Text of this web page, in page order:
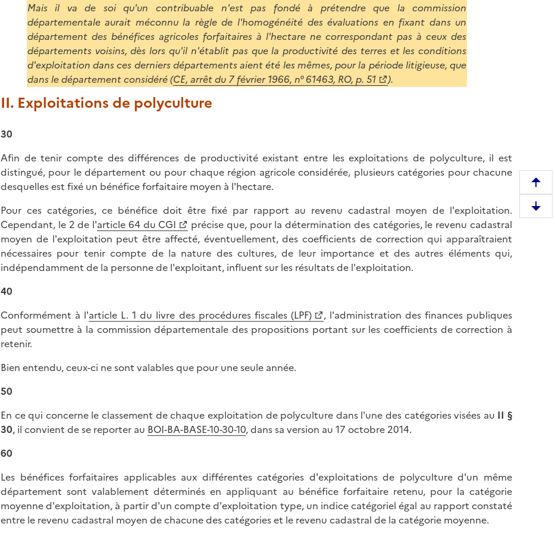
Mais il va de soi qu'un contribuable n'est pas fondé à prétendre que la commission
départementale aurait méconnu la règle de l'homogénéité des évaluations en fixant dans un
département des bénéfices agricoles forfaitaires à l'hectare ne correspondant pas à ceux des
départements voisins, dès lors qu'il n'établit pas que la productivité des terres et les conditions
d'exploitation dans ces derniers départements aient été les mêmes, pour la période litigieuse, que
dans le département considéré (CE, arrêt du 7 février 1966, n° 61463, RO, p. 51 ).
II. Exploitations de polyculture
30
Afin de tenir compte des différences de productivité existant entre les exploitations de polyculture, il est
distingué, pour le département ou pour chaque région agricole considérée, plusieurs catégories pour chacune
desquelles est fixé un bénéfice forfaitaire moyen à l'hectare.
Pour ces catégories, ce bénéfice doit être fixé par rapport au revenu cadastral moyen de l'exploitation.
Cependant, le 2 de l'article 64 du CGI
précise que, pour la détermination des catégories, le revenu cadastral
moyen de l'exploitation peut être affecté, éventuellement, des coefficients de correction qui apparaîtraient
nécessaires pour tenir compte de la nature des cultures, de leur importance et des autres éléments qui,
indépendamment de la personne de l'exploitant, influent sur les résultats de l'exploitation.
40
Conformément à l'article L. 1 du livre des procédures fiscales (LPF)
, l'administration des finances publiques
peut soumettre à la commission départementale des propositions portant sur les coefficients de correction à
retenir.
Bien entendu, ceux-ci ne sont valables que pour une seule année.
50
En ce qui concerne le classement de chaque exploitation de polyculture dans l'une des catégories visées au II §
30, il convient de se reporter au BOI-BA-BASE-10-30-10, dans sa version au 17 octobre 2014.
60
Les bénéfices forfaitaires applicables aux différentes catégories d'exploitations de polyculture d'un même
département sont valablement déterminés en appliquant au bénéfice forfaitaire retenu, pour la catégorie
moyenne d'exploitation, à partir d'un compte d'exploitation type, un indice catégoriel égal au rapport constaté
entre le revenu cadastral moyen de chacune des catégories et le revenu cadastral de la catégorie moyenne.
e
m
D